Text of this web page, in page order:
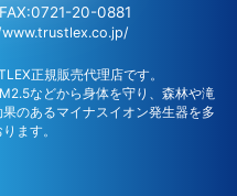
FAX:0721-20-0881
正規販売代理店です。
などから身体を守り、 森林や滝
のあるマイナスイオン発生器を多
ます。